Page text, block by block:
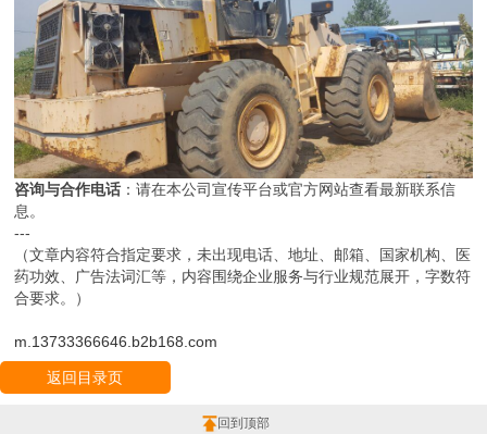
咨询与合作电话 ：请在本公司宣传平台或官方网站查看最新联系信
息。
---
（文章内容符合指定要求，未出现电话、地址、邮箱、国家机构、医
药功效、广告法词汇等，内容围绕企业服务与行业规范展开，字数符
合要求。）
m.13733366646.b2b168.com
返回目录页
回到顶部